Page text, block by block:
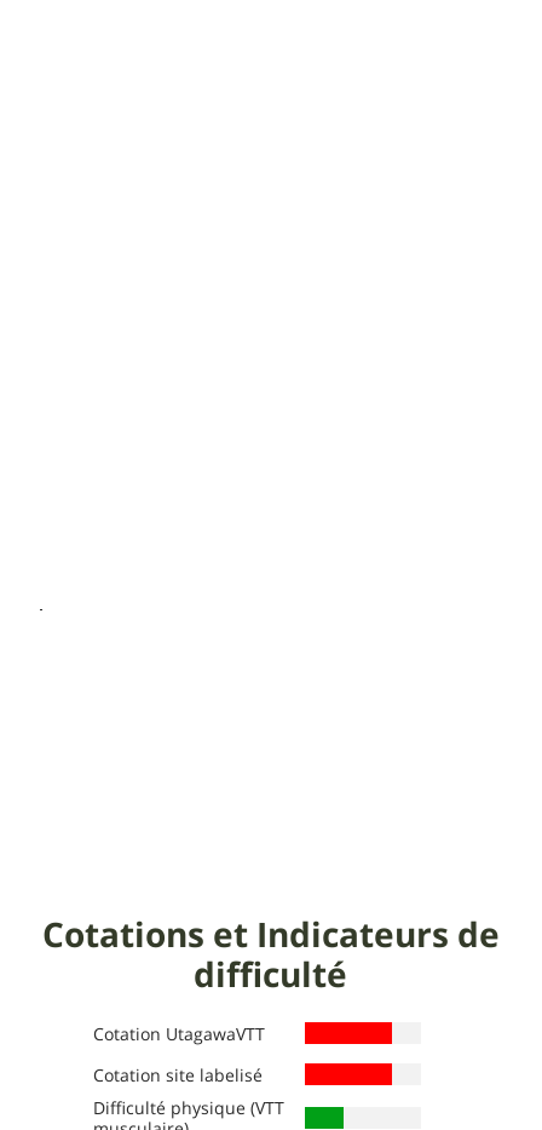
Cotations et Indicateurs de
difficulté
Cotation UtagawaVTT
Cotation site labelisé
Définition des niveaux :
Définition des niveaux :
Difficulté physique (VTT